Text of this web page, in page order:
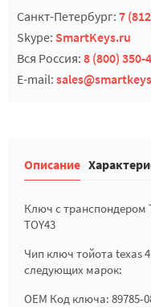
Санкт-Петербург: 7
Skype: SmartKeys.ru
Вся Россия: 8 (800) 350-
E-mail:
Описание
Ключ с транспондером
TOY43
Чип ключ тойота texas
следующих марок:
OEM Код ключа: 89785-